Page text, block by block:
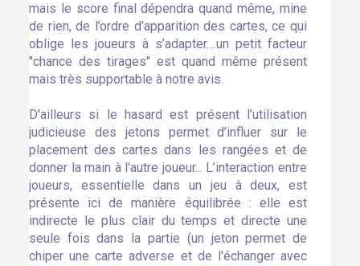
mais le score final dépendra quand même, mine
de rien, de l’ordre d’apparition des cartes, ce qui
oblige les joueurs à s’adapter....un petit facteur
"chance des tirages" est quand même présent
mais très supportable à notre avis.
D'ailleurs si le hasard est présent l’utilisation
judicieuse des jetons permet d’influer sur le
placement des cartes dans les rangées et de
donner la main à l'autre joueur... L’interaction entre
joueurs, essentielle dans un jeu à deux, est
présente ici de manière équilibrée : elle est
indirecte le plus clair du temps et directe une
seule fois dans la partie (un jeton permet de
chiper une carte adverse et de l'échanger avec